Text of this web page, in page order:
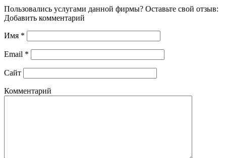
Пользовались услугами данной фирмы? Оставьте свой отзыв:
Добавить комментарий
Имя *
Email *
Сайт
Комментарий